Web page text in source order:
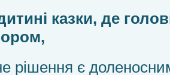
казки, де
рішення є